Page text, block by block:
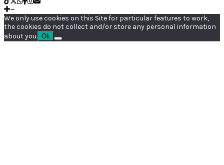
We only use cookies on this Site for particular features to work,
the cookies do not collect and/or store any personal information
about you. Ok